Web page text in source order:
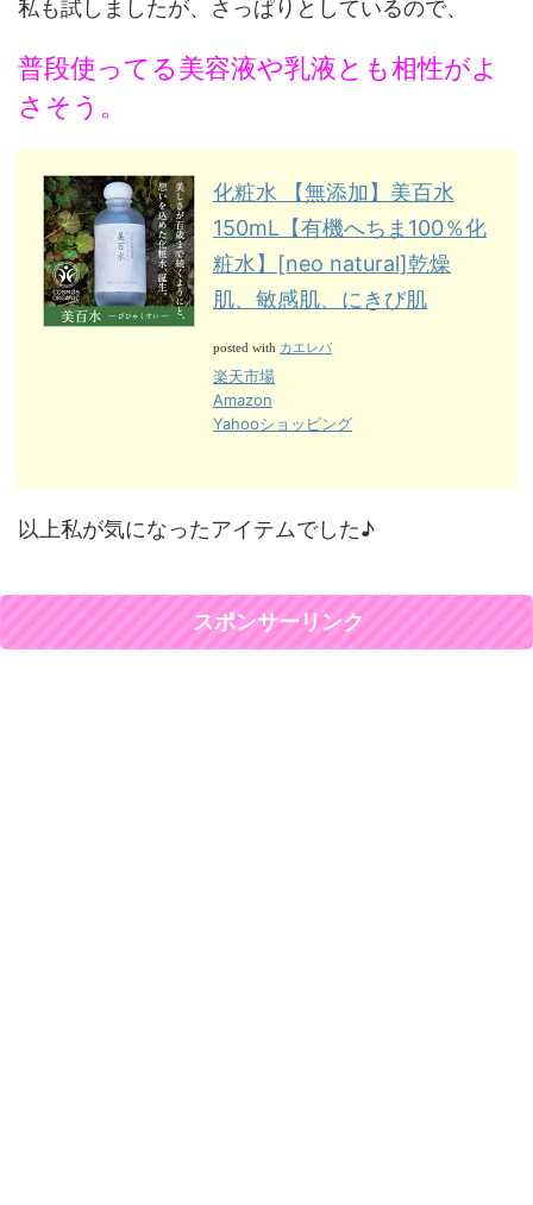
私も試しましたが、さっぱりとしているので、
普段使ってる美容液や乳液とも相性がよ
さそう。
化粧水 【無添加】美百水
150mL【有機へちま100％化
粧水】[neo natural]乾燥
肌、敏感肌、にきび肌
posted with カエレバ
楽天市場
Amazon
Yahooショッピング
以上私が気になったアイテムでした♪
スポンサーリンク